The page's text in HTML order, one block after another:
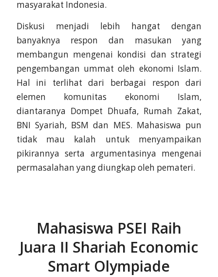
masyarakat Indonesia.
Diskusi menjadi lebih hangat dengan
banyaknya respon dan masukan yang
membangun mengenai kondisi dan strategi
pengembangan ummat oleh ekonomi Islam.
Hal ini terlihat dari berbagai respon dari
elemen komunitas ekonomi Islam,
diantaranya Dompet Dhuafa, Rumah Zakat,
BNI Syariah, BSM dan MES. Mahasiswa pun
tidak mau kalah untuk menyampaikan
pikirannya serta argumentasinya mengenai
permasalahan yang diungkap oleh pemateri.
Mahasiswa PSEI Raih
Juara II Shariah Economic
Smart Olympiade